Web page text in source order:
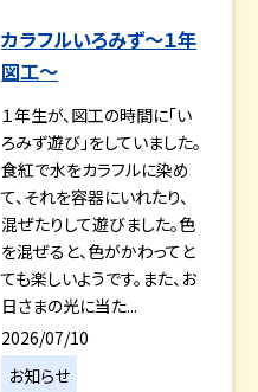
カラフルいろみず～１年
図工～
１年生が、図工の時間に「い
ろみず遊び」をしていました。
食紅で水をカラフルに染め
て、それを容器にいれたり、
混ぜたりして遊びました。色
を混ぜると、色がかわってと
ても楽しいようです。また、お
日さまの光に当た...
2026/07/10
お知らせ